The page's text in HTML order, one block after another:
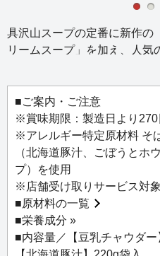
具沢山スープの定番に新作の
リームスープ」を加え、人気
た。スープだけでも食べ応
添えると満足感のある食事に
ろん、離れて暮らすご家族や
すめです。
【セット内容】
NK31064 具沢山スープ 豆乳
NK31066 具沢山スープ 北海
NK31240 具沢山スープ ごぼ
ープ
各1個
■ご案内・ご注意
※賞味期限：製造日より270
※アレルギー特定原材料 そ
（北海道豚汁、ごぼうとホ
プ）を使用
※店舗受け取りサービス対象
■原材料の一覧
■栄養成分 »
■内容量／【豆乳チャウダー